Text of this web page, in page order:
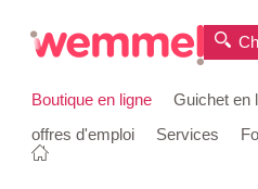
Boutique en ligne Guichet en
offres d'emploi
Services
Vous